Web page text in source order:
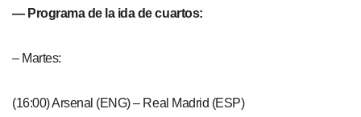
— Programa de la ida de cuartos:
– Martes:
(16:00) Arsenal (ENG) – Real Madrid (ESP)